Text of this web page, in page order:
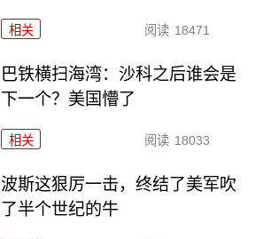
相关 阅读 18471
巴铁横扫海湾：沙科之后谁会是
下一个？美国懵了
相关 阅读 18033
波斯这狠厉一击，终结了美军吹
了半个世纪的牛